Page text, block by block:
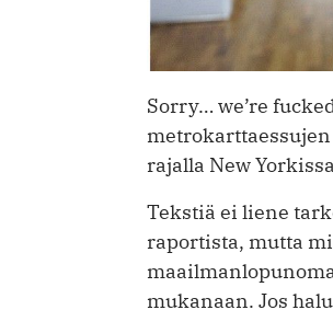
Sorry… we’re
rajalla New
Tekstiä ei liene
raportista, mutta
mukanaan. Jos